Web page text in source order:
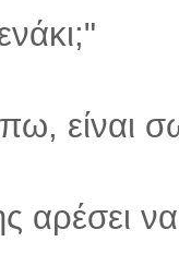
είναι
αρέσει να